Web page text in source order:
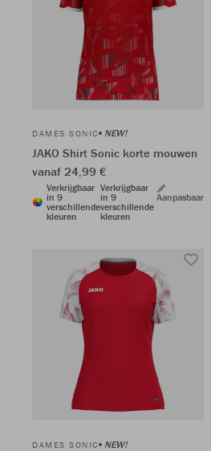
DAMES SONIC NEW!
JAKO Shirt Sonic korte mouwen
vanaf 24,99 €
Verkrijgbaar
in 9
verschillende
kleuren
Verkrijgbaar
in 9
verschillende
kleuren
Aanpasbaar
DAMES SONIC NEW!